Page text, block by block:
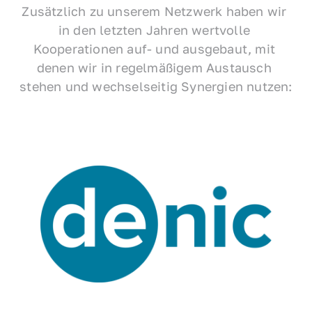
Zusätzlich zu unserem Netzwerk haben wir
in den letzten Jahren wertvolle
Kooperationen auf- und ausgebaut, mit
denen wir in regelmäßigem Austausch
stehen und wechselseitig Synergien nutzen: